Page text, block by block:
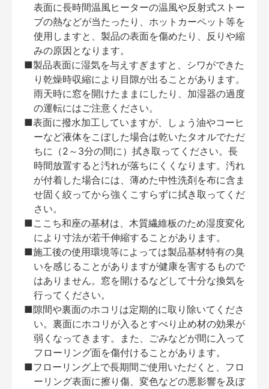
表面に長時間温風ヒーターの温風や反射式ストー
ブの熱などが当たったり、ホットカーペット等を
使用しますと、製品の表面を傷めたり、反りや縮
みの原因となります。
■製品表面に湿気を与えすぎますと、シワができた
り乾燥時収縮により目隙が出ることがあります。
雨天時に窓を開けたままにしたり、加湿器の過度
の運転にはご注意ください。
■表面に撥水加工していますが、しょう油やコーヒ
ーなど液体をこぼした場合は乾いたタオルでただ
ちに（2～3分の間に）拭き取ってください。長
時間放置すると汚れが落ちにくくなります。汚れ
が付着した場合には、薄めた中性洗剤を布に含ま
せ固く絞ってから強くこすらずに拭き取ってくだ
さい。
■ここち和座の基材は、木質繊維板のため湿度変化
により寸法が若干伸縮することがあります。
■施工後の使用環境等によっては製品基材特有の臭
いを感じることがありますが健康を害するもので
はありません。窓を開けるなどして十分な換気を
行ってください。
■隙間や裏面のホコリは定期的に取り除いてくださ
い。裏面にホコリが入るとすべり止め材の効果が
弱くなってきます。また、ごみなどが間に入って
フローリング面を傷付けることがあります。
■フローリング上で長期間ご使用いただくと、フロ
ーリング表面に擦り傷、変色などの悪影響を及ぼ